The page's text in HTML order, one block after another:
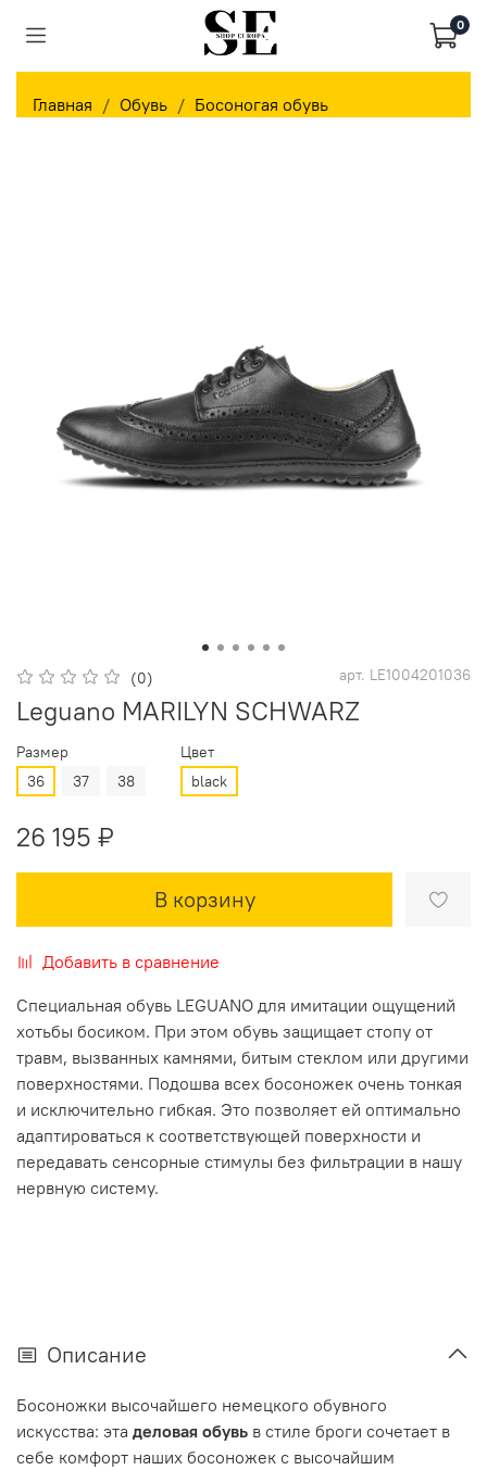
0
Главная Обувь Босоногая обувь
(0) арт. LE1004201036
Leguano MARILYN SCHWARZ
Размер
36
37 38
Цвет
black
26 195 ₽
В корзину
Добавить в сравнение
Специальная обувь LEGUANO для имитации ощущений
хотьбы босиком. При этом обувь защищает стопу от
травм, вызванных камнями, битым стеклом или другими
поверхностями. Подошва всех босоножек очень тонкая
и исключительно гибкая. Это позволяет ей оптимально
адаптироваться к соответствующей поверхности и
передавать сенсорные стимулы без фильтрации в нашу
нервную систему.
Описание
Босоножки высочайшего немецкого обувного
искусства: эта деловая обувь в стиле броги сочетает в
себе комфорт наших босоножек с высочайшим